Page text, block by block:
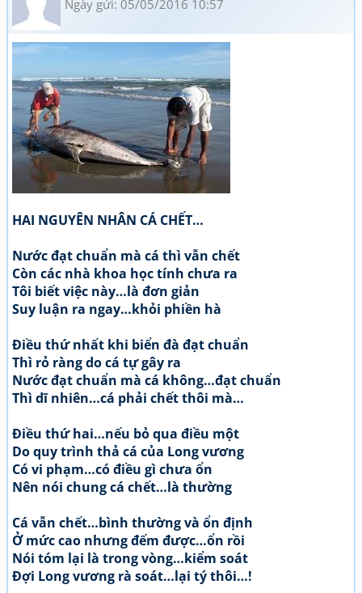
Ngày gửi: 05/05/2016 10:57
HAI NGUYÊN NHÂN CÁ CHẾT…
Nước đạt chuẩn mà cá thì vẫn chết
Còn các nhà khoa học tính chưa ra
Tôi biết việc này…là đơn giản
Suy luận ra ngay…khỏi phiền hà
Điều thứ nhất khi biển đà đạt chuẩn
Thì rỏ ràng do cá tự gây ra
Nước đạt chuẩn mà cá không…đạt chuẩn
Thì dĩ nhiên…cá phải chết thôi mà…
Điều thứ hai…nếu bỏ qua điều một
Do quy trình thả cá của Long vương
Có vi phạm…có điều gì chưa ổn
Nên nói chung cá chết…là thường
Cá vẫn chết…bình thường và ổn định
Ở mức cao nhưng đếm được…ổn rồi
Nói tóm lại là trong vòng…kiểm soát
Đợi Long vương rà soát…lại tý thôi…!